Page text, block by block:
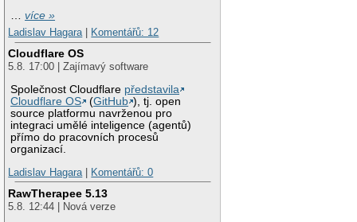
…více »
Ladislav Hagara| Komentářů: 12
Cloudflare OS
5.8. 17:00 | Zajímavý software
Společnost Cloudflare představila
Cloudflare OS
(GitHub ), tj. open
source platformu navrženou pro
integraci umělé inteligence (agentů)
přímo do pracovních procesů
organizací.
Ladislav Hagara| Komentářů: 0
RawTherapee 5.13
5.8. 12:44 | Nová verze